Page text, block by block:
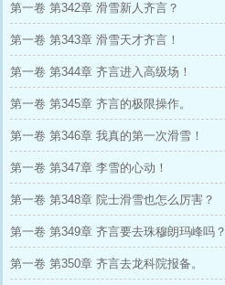
第一卷 第342章 滑雪新人齐言？
第一卷 第343章 滑雪天才齐言！
第一卷 第344章 齐言进入高级场！
第一卷 第345章 齐言的极限操作。
第一卷 第346章 我真的第一次滑雪！
第一卷 第347章 李雪的心动！
第一卷 第348章 院士滑雪也怎么厉害？
第一卷 第349章 齐言要去珠穆朗玛峰吗？
第一卷 第350章 齐言去龙科院报备。